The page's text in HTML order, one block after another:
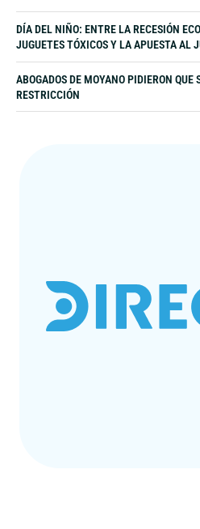
DÍA DEL NIÑO: ENTRE LA RECESIÓN
ABOGADOS DE MOYANO PIDIERON QUE
RESTRICCIÓN